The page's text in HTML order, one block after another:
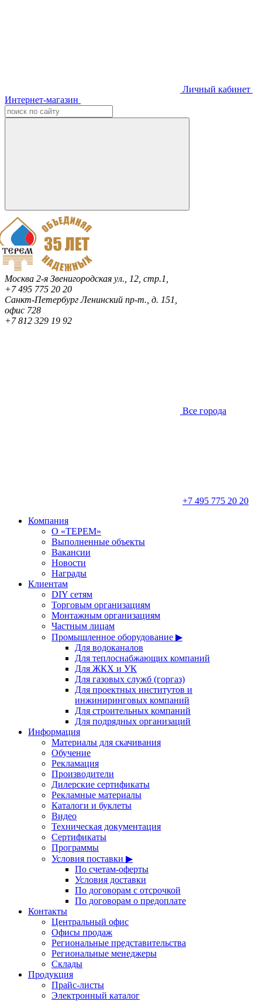
Личный кабинет
Интернет-магазин
Москва 2-я Звенигородская ул., 12, стр.1,
+7 495 775 20 20
Санкт-ПетербургЛенинский пр-т., д. 151,
офис 728
+7 812 329 19 92
Все города
+7 495 775 20 20
Компания
О «ТЕРЕМ»
Выполненные объекты
Вакансии
Новости
Награды
Клиентам
DIY сетям
Торговым организациям
Монтажным организациям
Частным лицам
Промышленное оборудование ▶
Для водоканалов
Для теплоснабжающих компаний
Для ЖКХ и УК
Для газовых служб (горгаз)
Для проектных институтов и
инжиниринговых компаний
Для строительных компаний
Для подрядных организаций
Информация
Материалы для скачивания
Обучение
Рекламация
Производители
Дилерские сертификаты
Рекламные материалы
Каталоги и буклеты
Видео
Техническая документация
Сертификаты
Программы
Условия поставки ▶
По счетам-оферты
Условия доставки
По договорам с отсрочкой
По договорам о предоплате
Контакты
Центральный офис
Офисы продаж
Региональные представительства
Региональные менеджеры
Склады
Продукция
Прайс-листы
Электронный каталог